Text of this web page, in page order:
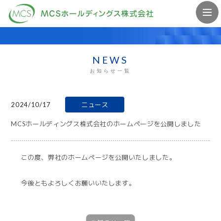
NEWS
お知らせ一覧
2024/10/17 ニュース
MCSホールディングス株式会社のホームページを公開しました
この度、弊社のホームページを公開いたしました。
今後ともよろしくお願いいたします。